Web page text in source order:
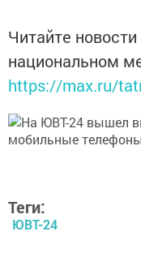
Читайте
национальном
https://max.ru/
Теги:
ЮВТ-24